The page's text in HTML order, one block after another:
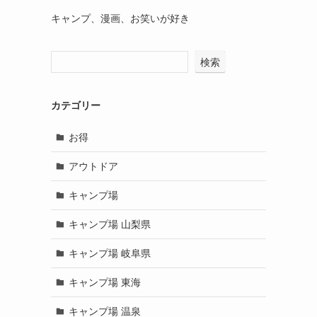
キャンプ、漫画、お笑いが好き
検索
カテゴリー
お得
アウトドア
キャンプ場
キャンプ場 山梨県
キャンプ場 岐阜県
キャンプ場 東海
キャンプ場 温泉